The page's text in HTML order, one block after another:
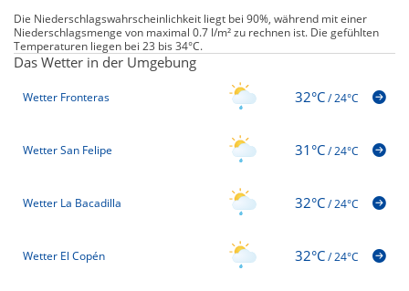
Die Niederschlagswahrscheinlichkeit liegt bei 90%, während mit einer
Niederschlagsmenge von maximal 0.7 l/m² zu rechnen ist. Die gefühlten
Temperaturen liegen bei 23 bis 34°C.
Das Wetter in der Umgebung
Wetter Fronteras 32°C/24°C
Wetter San Felipe 31°C/24°C
Wetter La Bacadilla 32°C/24°C
Wetter El Copén 32°C/24°C